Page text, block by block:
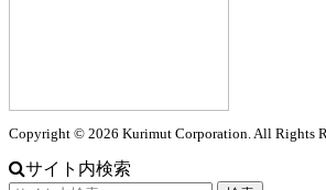
Copyright © 2026 Kurimut Corporation. All Rights
サイト内検索